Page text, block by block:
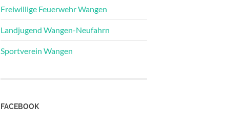
Freiwillige Feuerwehr Wangen
Landjugend Wangen-Neufahrn
Sportverein Wangen
FACEBOOK